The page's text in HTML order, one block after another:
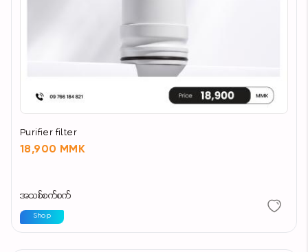
Dimension With Box (LxWxH) 1600 x 200 x 955
Dimension of TV (LxH) 4’9” x 2’9"
Warranty 3 Years (First Year Sparepart & Service
Charges Free, Second and Third Year Service
Purifier filter
18,900 MMK
အသစ်စက်စက်
Shop